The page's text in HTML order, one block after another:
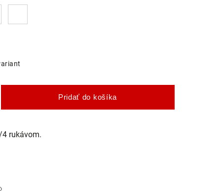
Pridať do košíka
rukávom.